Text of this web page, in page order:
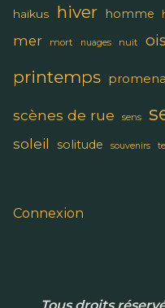
haïkus hiver homme
mer mort nuages nuit
printemps
scènes de rue sens
soleil solitude souvenirs
Connexion